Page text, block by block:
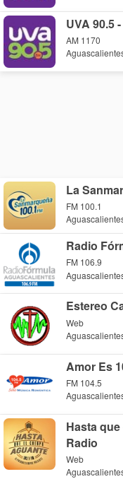
UVA 90.5
AM 1170
La
FM 100.1
Radio
FM 106.9
Estereo
Web
Amor Es
FM 104.5
Hasta
Radio
Web